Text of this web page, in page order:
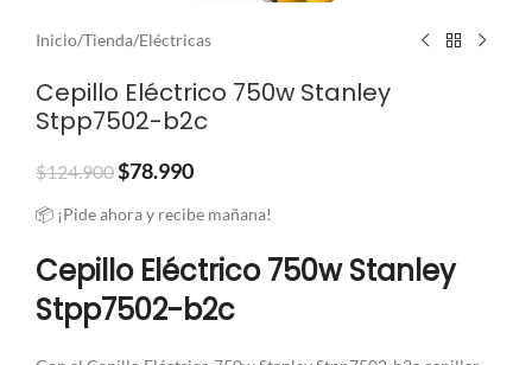
Inicio/Tienda/Eléctricas
Cepillo Eléctrico 750w Stanley
Stpp7502-b2c
$124.900$78.990
📦 ¡Pide ahora y recibe mañana!
Cepillo Eléctrico 750w Stanley
Stpp7502-b2c